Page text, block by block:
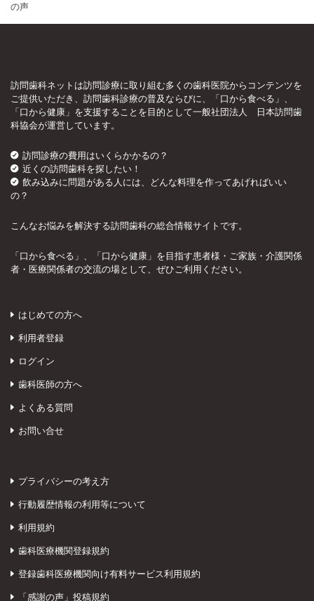
の声
訪問歯科ネットは訪問診療に取り組む多くの歯科医院からコンテンツを
ご提供いただき、訪問歯科診療の普及ならびに、「口から食べる」、
「口から健康」を支援することを目的として一般社団法人 日本訪問歯
科協会が運営しています。
訪問診療の費用はいくらかかるの？
近くの訪問歯科を探したい！
飲み込みに問題がある人には、どんな料理を作ってあげればいい
の？
こんなお悩みを解決する訪問歯科の総合情報サイトです。
「口から食べる」、「口から健康」を目指す患者様・ご家族・介護関係
者・医療関係者の交流の場として、ぜひご利用ください。
はじめての方へ
利用者登録
ログイン
歯科医師の方へ
よくある質問
お問い合せ
プライバシーの考え方
行動履歴情報の利用等について
利用規約
歯科医療機関登録規約
登録歯科医療機関向け有料サービス利用規約
「感謝の声」投稿規約